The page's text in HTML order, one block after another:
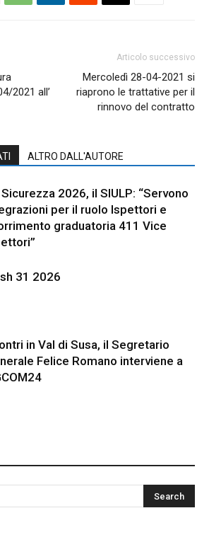
2021 all’
Articolo successivo
Mercoledì 28-04-2021 si
riaprono le trattative per il
rinnovo del contratto
ALTRO DALL'AUTORE
Sicurezza 2026, il SIULP: “Servono
per il ruolo Ispettori e
graduatoria 411 Vice
31 2026
in Val di Susa, il Segretario
Felice Romano interviene a